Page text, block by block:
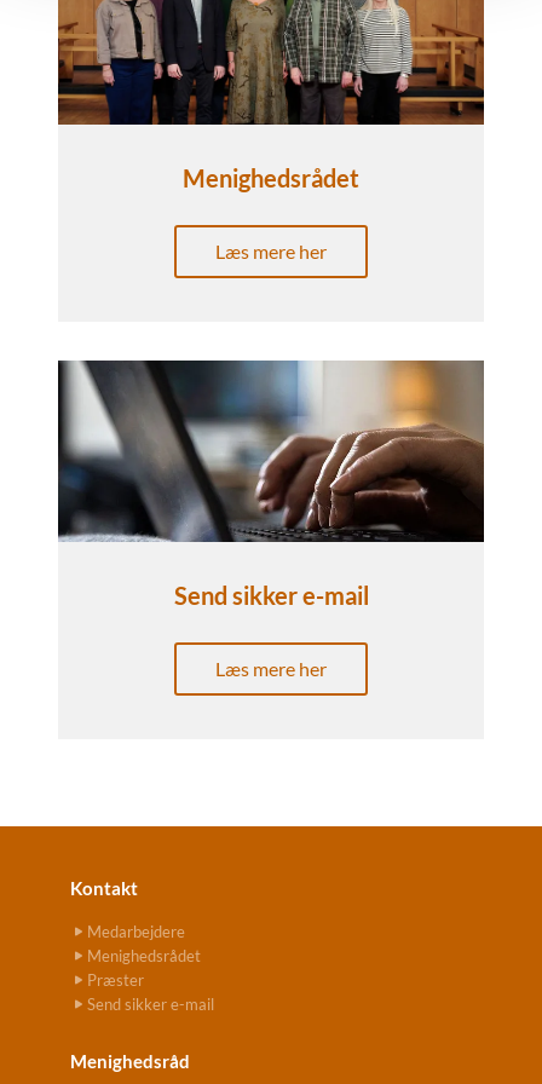
Menighedsrådet
Læs mere her
Send sikker e-mail
Læs mere her
Kontakt
Medarbejdere
Menighedsrådet
Præster
Send sikker e-mail
Menighedsråd